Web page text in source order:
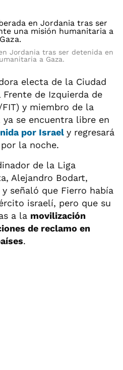
Jordania tras ser detenida en
a Gaza.
electa de la Ciudad
Frente de Izquierda de
FIT) y miembro de la
se encuentra libre en
por Israel y regresará
la noche.
de la Liga
Alejandro Bodart,
señaló que Fierro había
israelí, pero que su
a la movilización
de reclamo en
.